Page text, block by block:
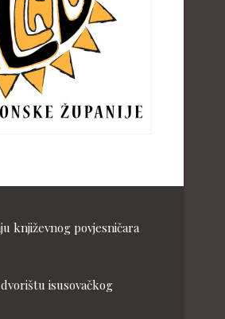
književnog povjesničara
isusovačkog